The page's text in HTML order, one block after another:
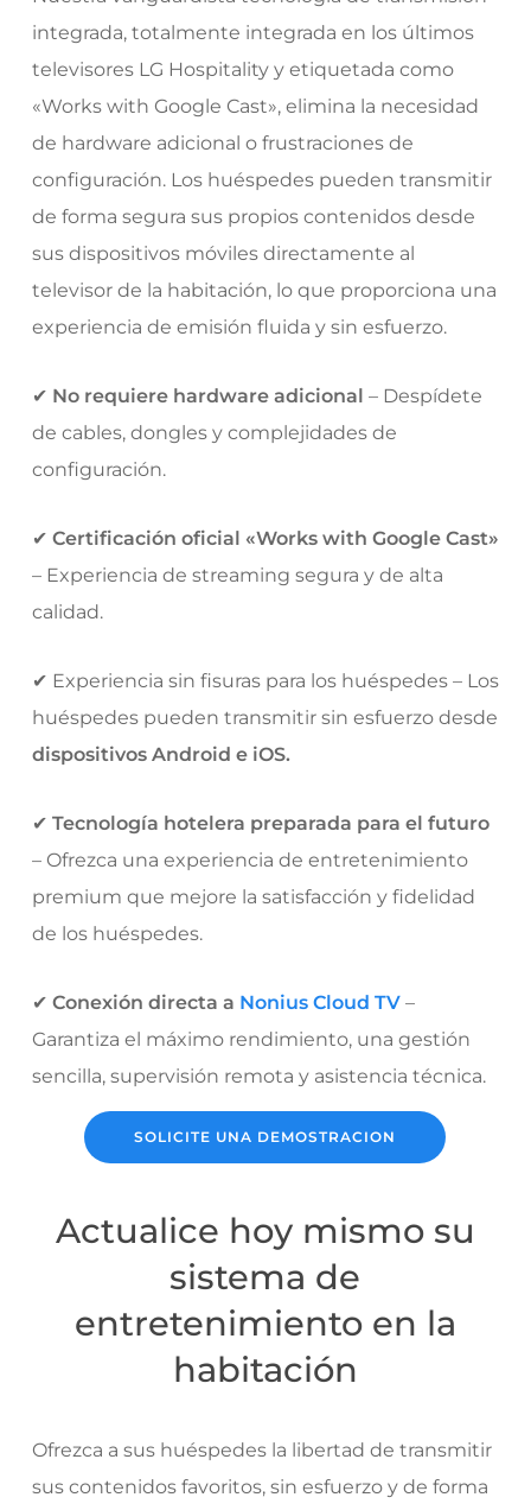
integrada, totalmente integrada en los últimos
televisores LG Hospitality y etiquetada como
«Works with Google Cast», elimina la necesidad
de hardware adicional o frustraciones de
configuración. Los huéspedes pueden transmitir
de forma segura sus propios contenidos desde
sus dispositivos móviles directamente al
televisor de la habitación, lo que proporciona una
experiencia de emisión fluida y sin esfuerzo.
✔ No requiere hardware adicional – Despídete
de cables, dongles y complejidades de
configuración.
✔ Certificación oficial «Works with Google Cast»
– Experiencia de streaming segura y de alta
calidad.
✔ Experiencia sin fisuras para los huéspedes – Los
huéspedes pueden transmitir sin esfuerzo desde
dispositivos Android e iOS.
✔ Tecnología hotelera preparada para el futuro
– Ofrezca una experiencia de entretenimiento
premium que mejore la satisfacción y fidelidad
de los huéspedes.
✔ Conexión directa a Nonius Cloud TV–
Garantiza el máximo rendimiento, una gestión
sencilla, supervisión remota y asistencia técnica.
SOLICITE UNA DEMOSTRACION
Actualice hoy mismo su
sistema de
entretenimiento en la
habitación
Ofrezca a sus huéspedes la libertad de transmitir
sus contenidos favoritos, sin esfuerzo y de forma